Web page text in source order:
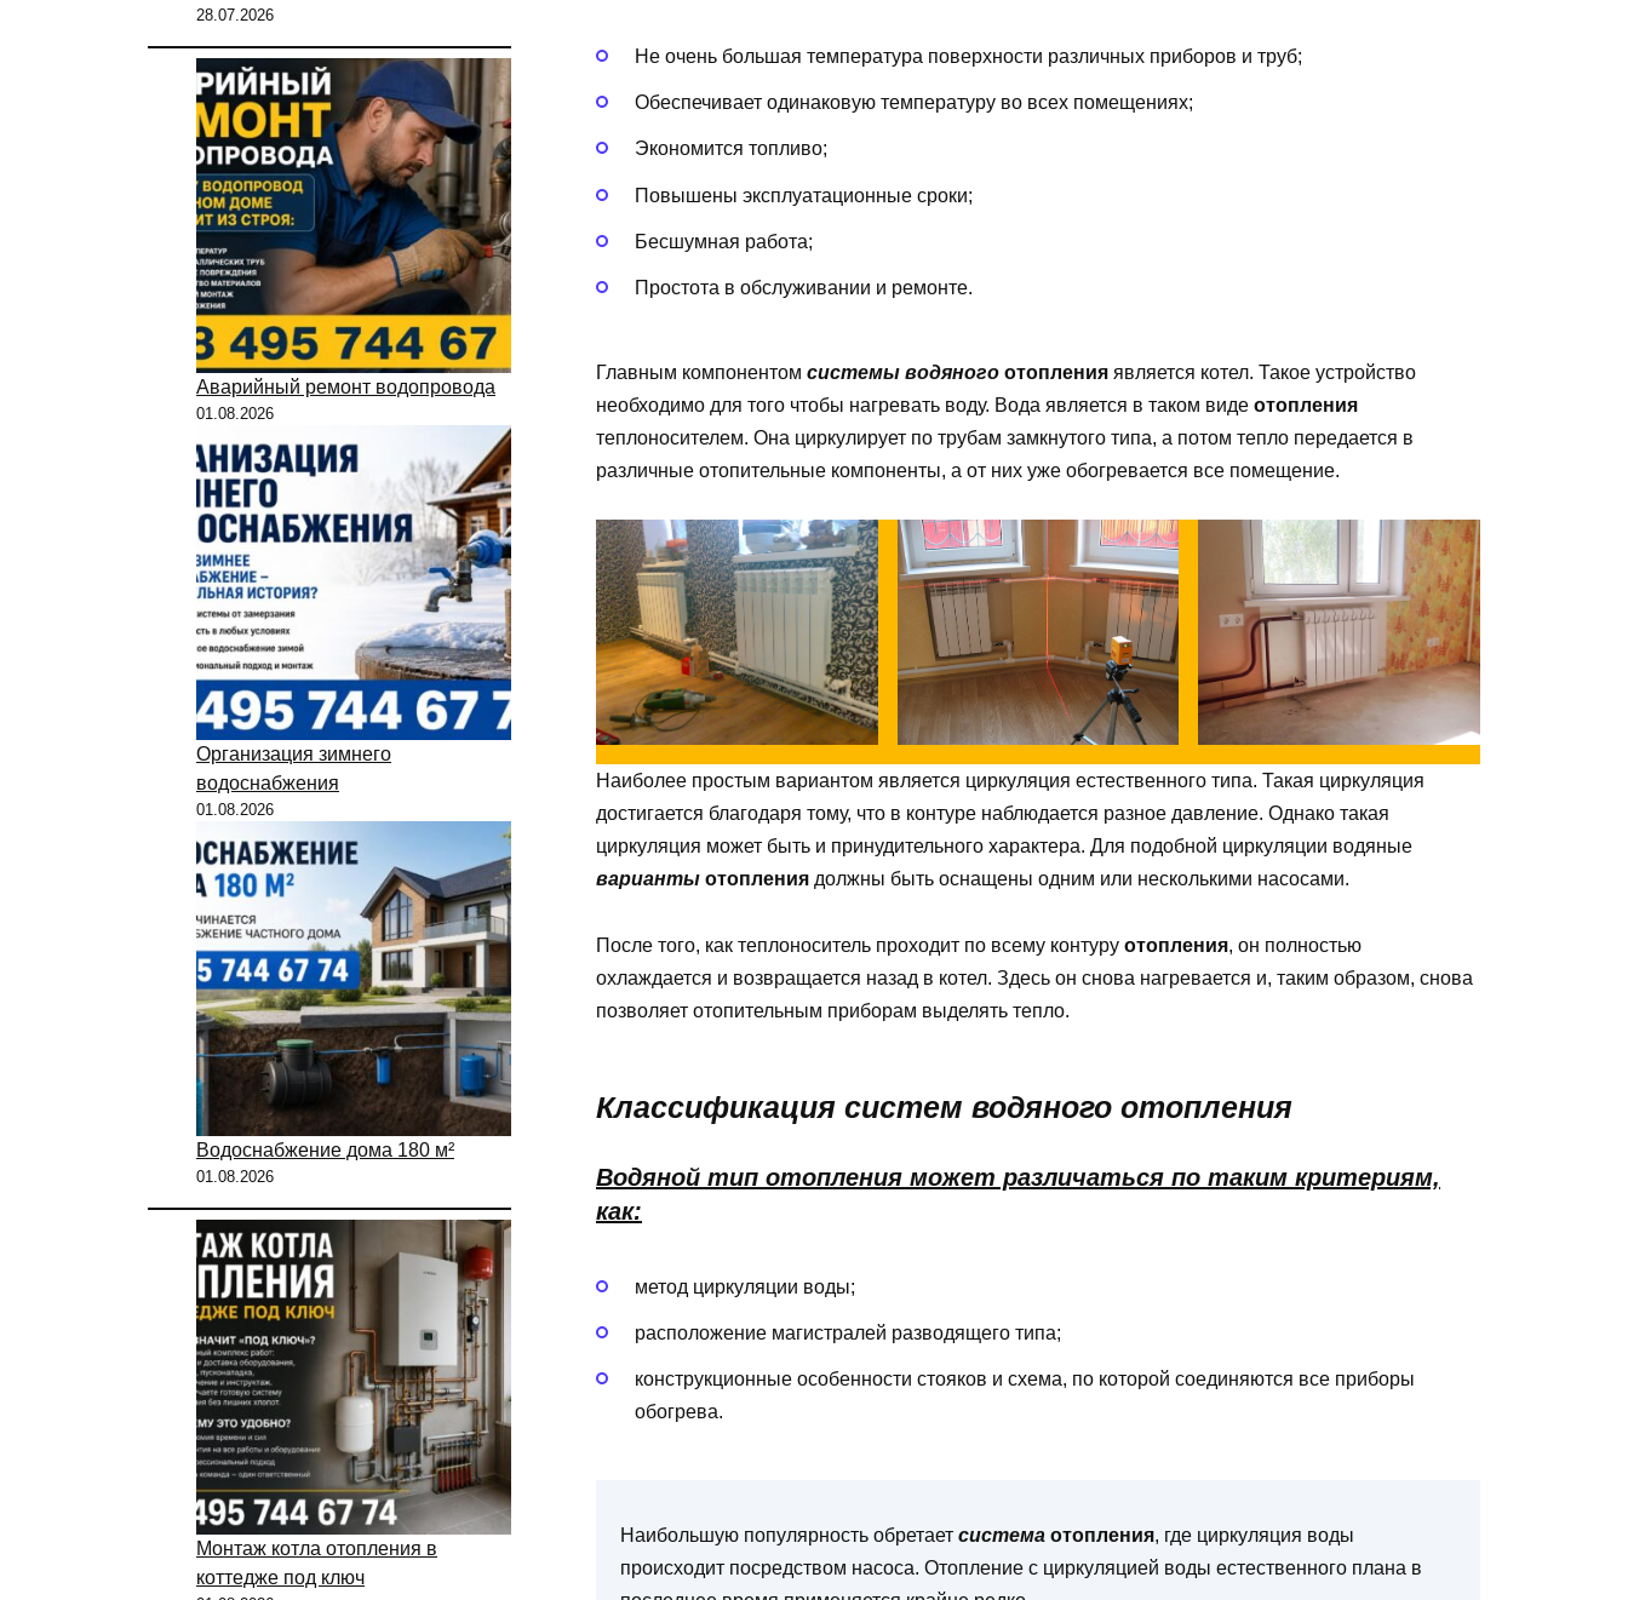
Не очень большая температура поверхности различных приборов и труб;
Обеспечивает одинаковую температуру во всех помещениях;
Экономится топливо;
Повышены эксплуатационные сроки;
Бесшумная работа;
Простота в обслуживании и ремонте.
Главным компонентом системы водяного отопления является котел. Такое устройство
необходимо для того чтобы нагревать воду. Вода является в таком виде отопления
теплоносителем. Она циркулирует по трубам замкнутого типа, а потом тепло передается в
различные отопительные компоненты, а от них уже обогревается все помещение.
Наиболее простым вариантом является циркуляция естественного типа. Такая циркуляция
достигается благодаря тому, что в контуре наблюдается разное давление. Однако такая
циркуляция может быть и принудительного характера. Для подобной циркуляции водяные
варианты отопления должны быть оснащены одним или несколькими насосами.
После того, как теплоноситель проходит по всему контуру отопления, он полностью
охлаждается и возвращается назад в котел. Здесь он снова нагревается и, таким образом, снова
позволяет отопительным приборам выделять тепло.
Классификация систем водяного отопления
Водяной тип отопления может различаться по таким критериям,
как:
метод циркуляции воды;
расположение магистралей разводящего типа;
конструкционные особенности стояков и схема, по которой соединяются все приборы
обогрева.
Наибольшую популярность обретает система отопления, где циркуляция воды
происходит посредством насоса. Отопление с циркуляцией воды естественного плана в
28.07.2026
Аварийный ремонт водопровода
01.08.2026
Организация зимнего
водоснабжения
01.08.2026
Водоснабжение дома 180 м²
01.08.2026
Монтаж котла отопления в
коттедже под ключ